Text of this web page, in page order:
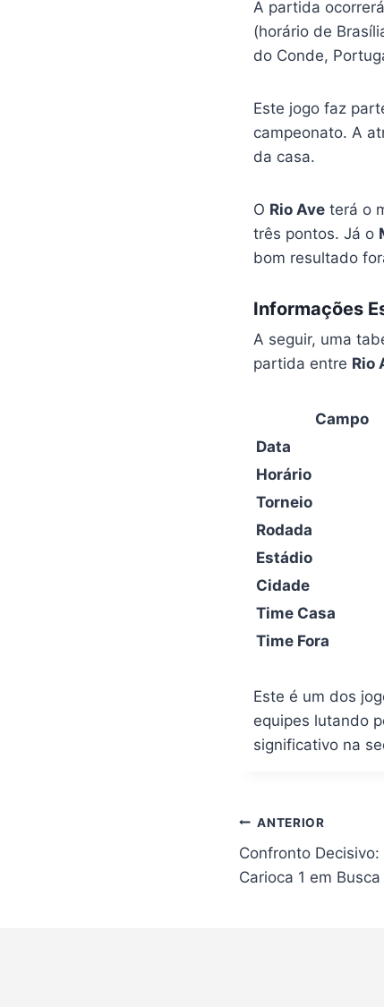
A partida
(horário de
do Conde,
Este jogo faz
campeonato. A
da casa.
O Rio Aveterá o
três pontos. Já o
bom resultado
Informações
A seguir, uma
partida entre Rio
Campo
Data
Horário
Torneio
Rodada
Estádio
Cidade
Time Casa
Time Fora
Este é um dos
equipes lutando
significativo na
Navegação
de
Post
ANTERIOR
Confronto
Carioca 1 em